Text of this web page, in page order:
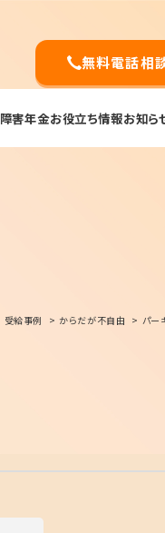
無料電話相
障害年金お役立ち情報お知ら
受給事例 からだが不自由 パー